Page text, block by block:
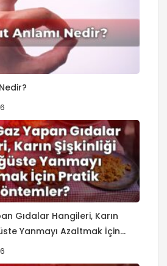
Gıdalar Hangileri, Karın
Yanmayı Azaltmak İçin